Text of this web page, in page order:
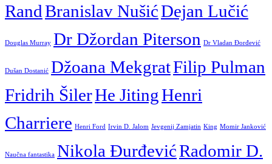
RandBranislav NušićDejan Lučić
Douglas Murray Dr Džordan Piterson Dr Vladan Đorđević
Dušan Dostanić Džoana MekgratFilip Pulman
Fridrih ŠilerHe JitingHenri
Charriere Henri Ford Irvin D. Jalom Jevgenij Zamjatin King Momir Janković
Naučna fantastika Nikola ĐurđevićRadomir D.